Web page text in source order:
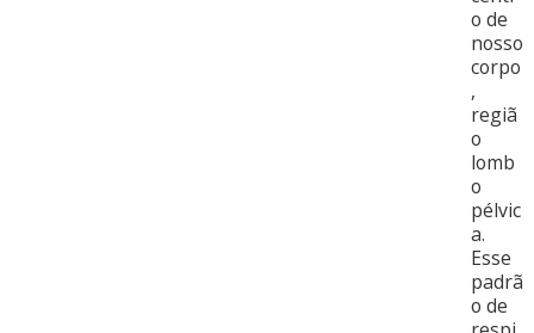
o de
nosso
corpo
,
regiã
o
lomb
o
pélvic
a.
Esse
padrã
o de